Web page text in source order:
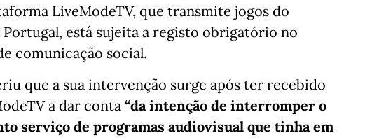
LiveModeTV, que transmite jogos do
está sujeita a registo obrigatório no
comunicação social.
que a sua intervenção surge após ter recebido
a dar conta“da intenção de interromper o
serviço de programas audiovisual que tinha em